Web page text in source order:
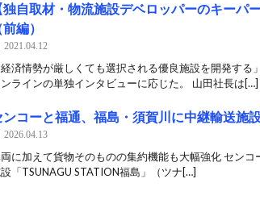
独自取材・物流施設デベロッパーのキー
前編）
2021.04.12
経済情勢が厳しくても選択される優良施設を開発す
ラインの単独インタビューに応じた。 山田社長は[…]
ンコーと福通、福島・須賀川に中継輸送施
2026.04.13
に加えて貨物そのものの集約機能も大幅強化 セン
「TSUNAGU STATION福島」（ツナ[…]